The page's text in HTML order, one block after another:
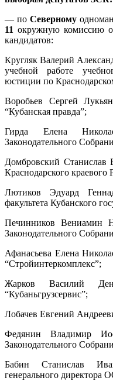
— по Северному
11 окружную комиссию
кандидатов:
Кругляк Валерий
учебной работе
юстиции по
Воробьев Сергей
“Кубанская правда”;
Гирда Елена
Законодательного
Домбровский Станислав
Краснодарского
Лютиков Эдуард
факультета Кубанского
Печинников Вениамин
Законодательного
Афанасьева Елена
“Стройинтеркомплекс”;
Жарков Василий
“Кубаньгрузсервис”;
Лобачев Евгений
Федянин Владимир
Законодательного
Бабин Станислав
генерального директора